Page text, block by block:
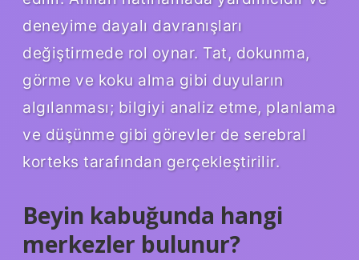
deneyime dayalı davranışları
değiştirmede rol oynar. Tat, dokunma,
görme ve koku alma gibi duyuların
algılanması; bilgiyi analiz etme, planlama
ve düşünme gibi görevler de serebral
korteks tarafından gerçekleştirilir.
Beyin kabuğunda hangi
merkezler bulunur?